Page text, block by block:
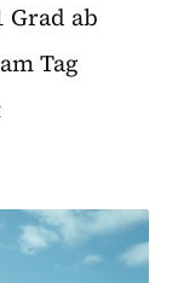
Grad ab
Tag